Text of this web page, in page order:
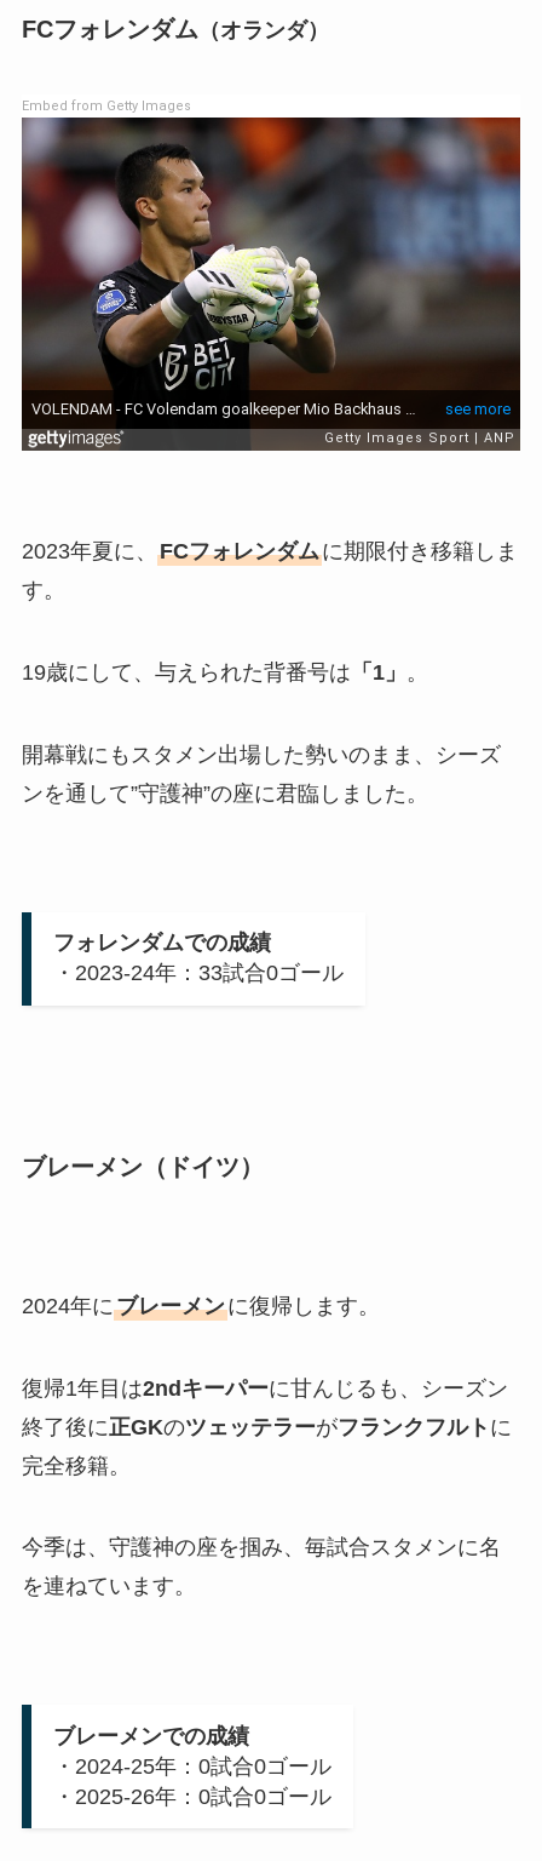
FCフォレンダム（オランダ）
Embed from Getty Images
2023年夏に、 FCフォレンダムに期限付き移籍しま
す。
19歳にして、与えられた背番号は 「1」 。
開幕戦にもスタメン出場した勢いのまま、シーズ
ンを通して”守護神”の座に君臨しました。
フォレンダムでの成績
・2023-24年：33試合0ゴール
ブレーメン（ドイツ）
2024年にブレーメンに復帰します。
復帰1年目は2ndキーパーに甘んじるも、シーズン
終了後に正GKのツェッテラーがフランクフルト に
完全移籍。
今季は、守護神の座を掴み、毎試合スタメンに名
を連ねています。
ブレーメンでの成績
・2024-25年：0試合0ゴール
・2025-26年：0試合0ゴール